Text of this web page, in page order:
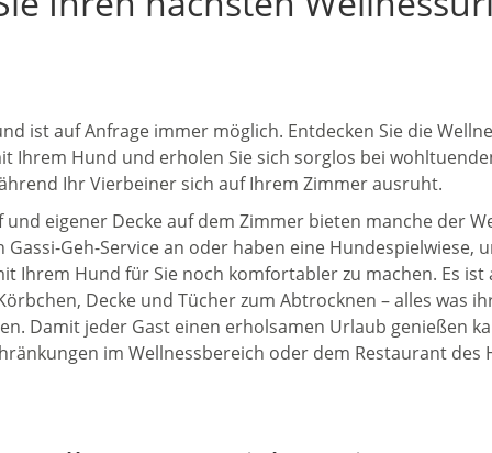
ist auf Anfrage immer möglich. Entdecken Sie die
Ihrem Hund und erholen Sie sich sorglos bei
Ihr Vierbeiner sich auf Ihrem Zimmer ausruht.
eigener Decke auf dem Zimmer bieten manche der
Gassi-Geh-Service an oder haben eine Hundespielwiese,
Ihrem Hund für Sie noch komfortabler zu machen. Es
Decke und Tücher zum Abtrocknen – alles was
Damit jeder Gast einen erholsamen Urlaub genießen
im Wellnessbereich oder dem Restaurant des